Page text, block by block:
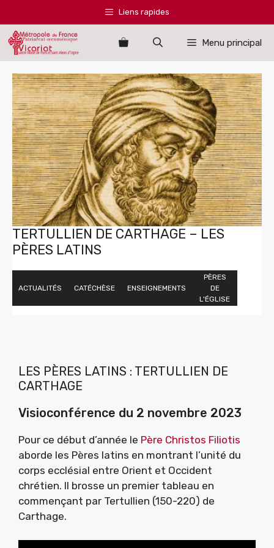
au
contenu
Liens rapides
Menu principal
TERTULLIEN DE CARTHAGE – LES
PÈRES LATINS
ACTUALITÉS CATÉCHÈSE ENSEIGNEMENTS
PÈRES
DE
L'ÉGLISE
LES PÈRES LATINS : TERTULLIEN DE
CARTHAGE
Visioconférence du 2 novembre 2023
Pour ce début d’année le Père Christos Filiotis
aborde les Pères latins en montrant l’unité du
corps ecclésial entre Orient et Occident
chrétien. Il brosse un premier tableau en
commençant par Tertullien (150-220) de
Carthage.